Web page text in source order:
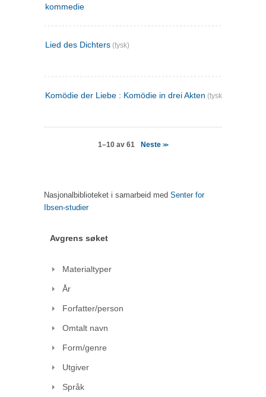
kommedie
Lied des Dichters (tysk)
Komödie der Liebe : Komödie in drei Akten (tysk)
1–10 av 61 Neste>>
Nasjonalbiblioteket i samarbeid med Senter for
Ibsen-studier
Avgrens søket
Materialtyper
År
Forfatter/person
Omtalt navn
Form/genre
Utgiver
Språk